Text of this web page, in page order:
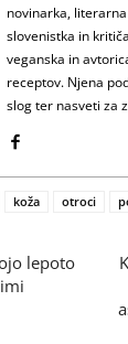
novinarka,
slovenistka in
veganska in
receptov. Njena
slog ter nasveti za
koža otroci
lepoto